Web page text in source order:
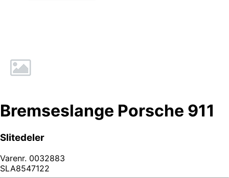
Bremseslange Porsche 911
Slitedeler
Varenr. 0032883
SLA8547122